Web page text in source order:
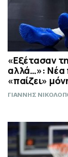
«Εξέτασαν
αλλά…»: Νέα
«παίζει»
ΓΙΑΝΝΗΣ